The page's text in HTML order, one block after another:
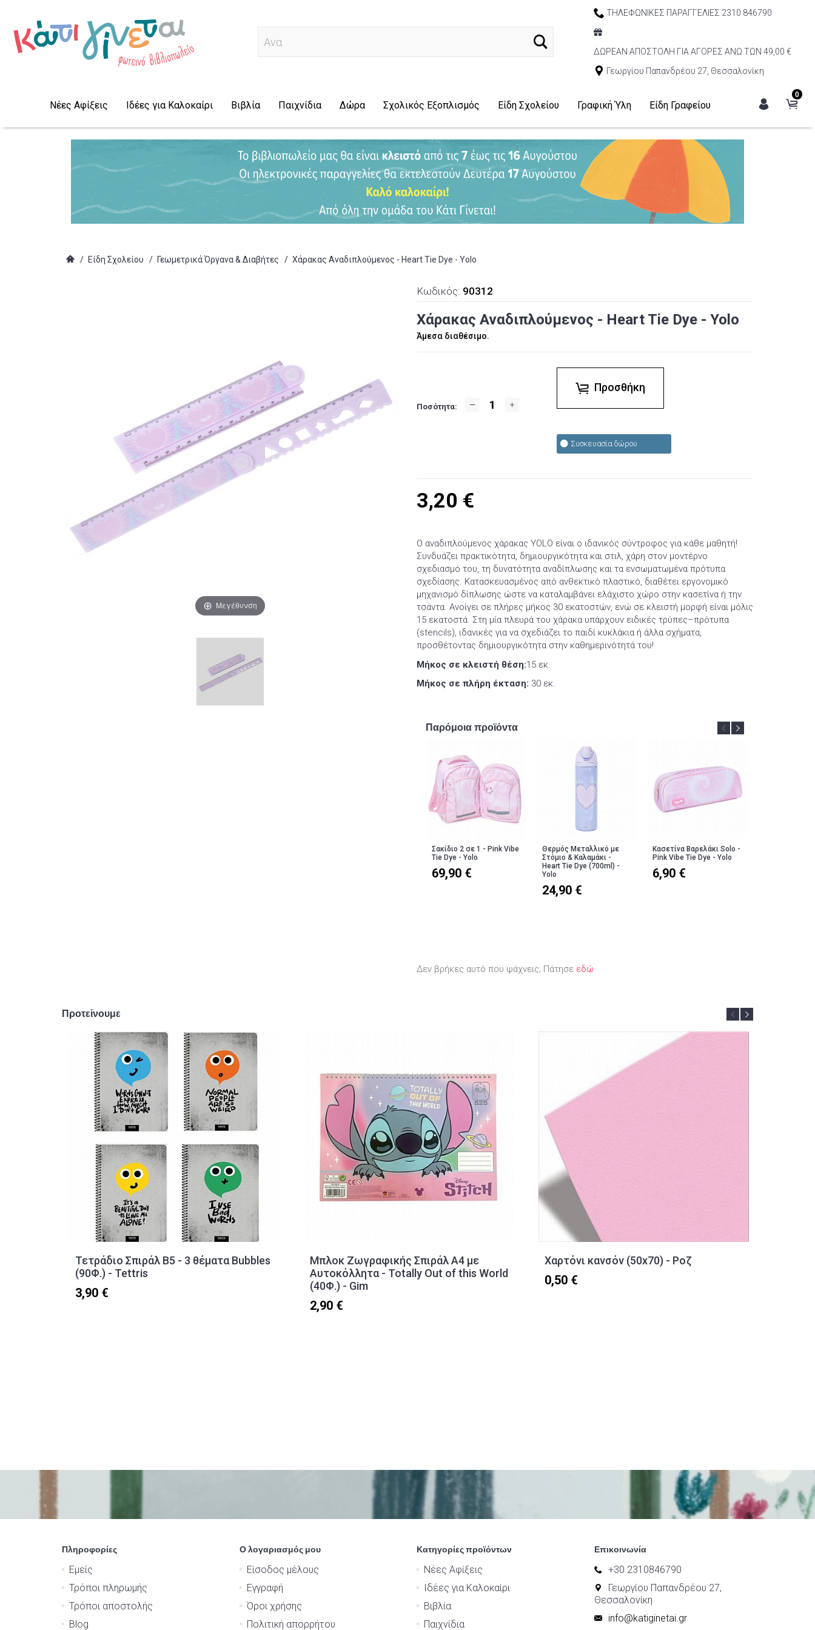
Αναζήτηση...
ΤΗΛΕΦΩΝΙΚΕΣ ΠΑΡΑΓΓΕΛΙΕΣ 2310 846790
ΔΩΡΕΑΝ ΑΠΟΣΤΟΛΗ ΓΙΑ ΑΓΟΡΕΣ ΑΝΩ ΤΩΝ 49,00 €
Γεωργίου Παπανδρέου 27, Θεσσαλονίκη
0
Νέες Αφίξεις Ιδέες για Καλοκαίρι Βιβλία Παιχνίδια Δώρα Σχολικός Εξοπλισμός Είδη Σχολείου Γραφική Ύλη Είδη Γραφείου
/ Είδη Σχολείου / Γεωμετρικά Όργανα & Διαβήτες / Χάρακας Αναδιπλούμενος - Heart Tie Dye - Yolo
Μεγέθυνση
Κωδικός: 90312
Χάρακας Αναδιπλούμενος - Heart Tie Dye - Yolo
Άμεσα διαθέσιμο.
Ποσότητα:
Προσθήκη
Συσκευασία δώρου
3,20 €
Ο αναδιπλούμενος χάρακας YOLO είναι ο ιδανικός σύντροφος για κάθε μαθητή!
Συνδυάζει πρακτικότητα, δημιουργικότητα και στιλ, χάρη στον μοντέρνο
σχεδιασμό του, τη δυνατότητα αναδίπλωσης και τα ενσωματωμένα πρότυπα
σχεδίασης. Κατασκευασμένος από ανθεκτικό πλαστικό, διαθέτει εργονομικό
μηχανισμό δίπλωσης ώστε να καταλαμβάνει ελάχιστο χώρο στην κασετίνα ή την
τσάντα. Ανοίγει σε πλήρες μήκος 30 εκατοστών, ενώ σε κλειστή μορφή είναι μόλις
15 εκατοστά. Στη μία πλευρά του χάρακα υπάρχουν ειδικές τρύπες–πρότυπα
(stencils), ιδανικές για να σχεδιάζει το παιδί κυκλάκια ή άλλα σχήματα,
προσθέτοντας δημιουργικότητα στην καθημερινότητά του!
Μήκος σε κλειστή θέση:15 εκ.
Μήκος σε πλήρη έκταση: 30 εκ.
Παρόμοια προϊόντα
Σακίδιο 2 σε 1 - Pink Vibe
Tie Dye - Yolo
69,90 €
Θερμός Μεταλλικό με
Στόμιο & Καλαμάκι -
Heart Tie Dye (700ml) -
Yolo
24,90 €
Κασετίνα Βαρελάκι Solo -
Pink Vibe Tie Dye - Yolo
6,90 €
Δεν βρήκες αυτό που ψάχνεις; Πάτησε εδώ
Προτείνουμε
Τετράδιο Σπιράλ Β5 - 3 θέματα Bubbles
(90Φ.) - Tettris
3,90 €
Μπλοκ Ζωγραφικής Σπιράλ A4 με
Αυτοκόλλητα - Totally Out of this World
(40Φ.) - Gim
2,90 €
Χαρτόνι κανσόν (50x70) - Ροζ
0,50 €
Πληροφορίες
Εμείς
Τρόποι πληρωμής
Τρόποι αποστολής
Blog
Ο λογαριασμός μου
Είσοδος μέλους
Εγγραφή
Όροι χρήσης
Πολιτική απορρήτου
Κατηγορίες προϊόντων
Νέες Αφίξεις
Ιδέες για Καλοκαίρι
Βιβλία
Παιχνίδια
Επικοινωνία
+30 2310846790
Γεωργίου Παπανδρέου 27,
Θεσσαλονίκη
info@katiginetai.gr